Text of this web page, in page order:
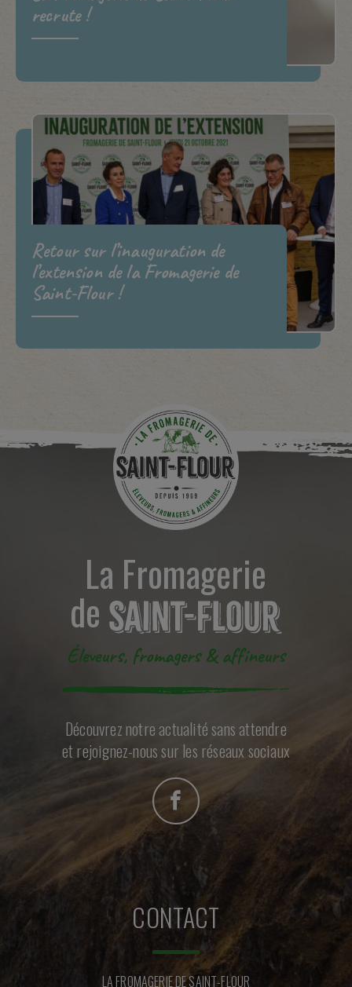
recrute !
Retour sur l’inauguration de
l’extension de la Fromagerie de
Saint-Flour !
La Fromagerie
de
Éleveurs, fromagers & affineurs
Découvrez notre actualité sans attendre
et rejoignez-nous sur les réseaux sociaux
CONTACT
LA FROMAGERIE DE SAINT-FLOUR